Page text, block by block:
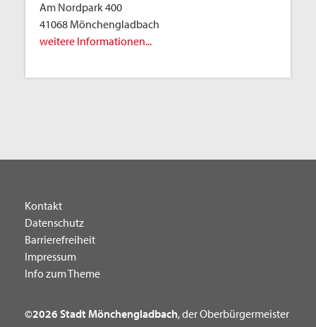
Am Nordpark 400
41068 Mönchengladbach
weitere Informationen...
Kontakt
Datenschutz
Barrierefreiheit
Impressum
Info zum Theme
©2026 Stadt Mönchengladbach, der Oberbürgermeister